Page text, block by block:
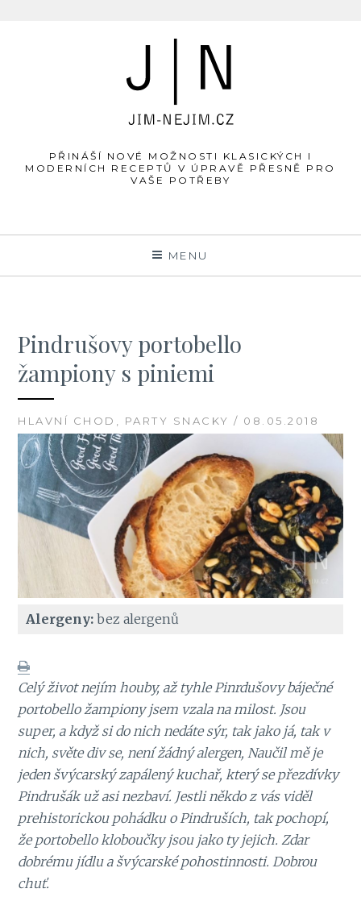
JÍM-
NEJÍM.cz
PŘINÁŠÍ NOVÉ MOŽNOSTI KLASICKÝCH I
MODERNÍCH RECEPTŮ V ÚPRAVĚ PŘESNĚ PRO
VAŠE POTŘEBY
MENU
Pindrušovy portobello
žampiony s piniemi
HLAVNÍ CHOD, PARTY SNACKY / 08.05.2018
Alergeny: bez alergenů
Celý život nejím houby, až tyhle Pinrdušovy báječné
portobello žampiony jsem vzala na milost. Jsou
super, a když si do nich nedáte sýr, tak jako já, tak v
nich, světe div se, není žádný alergen, Naučil mě je
jeden švýcarský zapálený kuchař, který se přezdívky
Pindrušák už asi nezbaví. Jestli někdo z vás viděl
prehistorickou pohádku o Pindruších, tak pochopí,
že portobello kloboučky jsou jako ty jejich. Zdar
dobrému jídlu a švýcarské pohostinnosti. Dobrou
chuť.